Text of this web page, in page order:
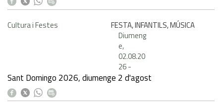
Cultura i Festes
FESTA, INFANTILS, MÚSICA
Diumeng
e,
02.08.20
26-
Sant Domingo 2026, diumenge 2 d'agost